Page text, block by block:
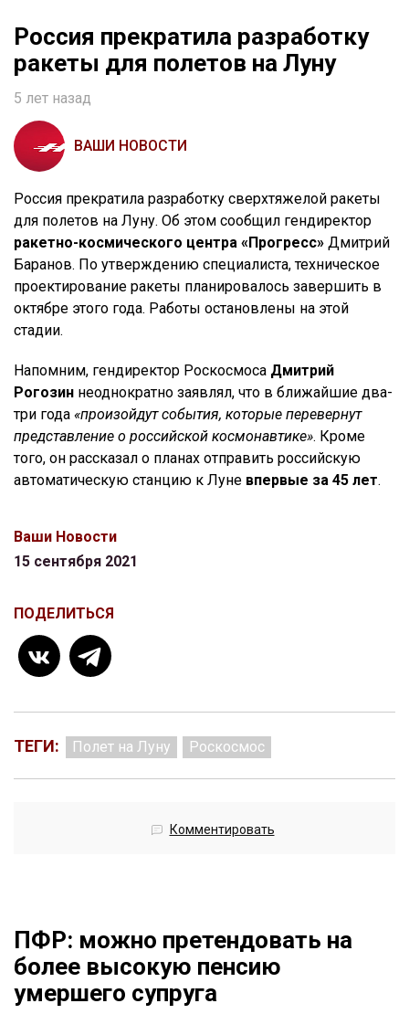
Россия прекратила разработку
ракеты для полетов на Луну
5 лет назад
ВАШИ НОВОСТИ
Россия прекратила разработку сверхтяжелой ракеты
для полетов на Луну. Об этом сообщил гендиректор
ракетно-космического центра «Прогресс» Дмитрий
Баранов. По утверждению специалиста, техническое
проектирование ракеты планировалось завершить в
октябре этого года. Работы остановлены на этой
стадии.
Напомним, гендиректор Роскосмоса Дмитрий
Рогозин неоднократно заявлял, что в ближайшие два-
три года «произойдут события, которые перевернут
представление о российской космонавтике». Кроме
того, он рассказал о планах отправить российскую
автоматическую станцию к Луне впервые за 45 лет.
Ваши Новости
15 сентября 2021
ПОДЕЛИТЬСЯ
ТЕГИ: Полет на Луну Роскосмос
Комментировать
ПФР: можно претендовать на
более высокую пенсию
умершего супруга